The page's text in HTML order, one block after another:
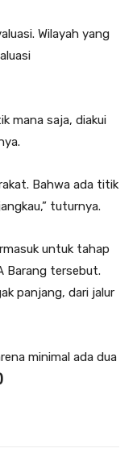
Wilayah yang
mana saja, diakui
Bahwa ada titik
tuturnya.
untuk tahap
Barang tersebut.
panjang, dari jalur
minimal ada dua